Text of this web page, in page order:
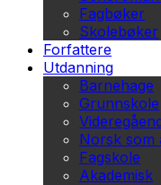
Fagbøker
Skolebøker
Forfattere
Utdanning
Barnehage
Grunnskole
Norsk som
Fagskole
Akademisk